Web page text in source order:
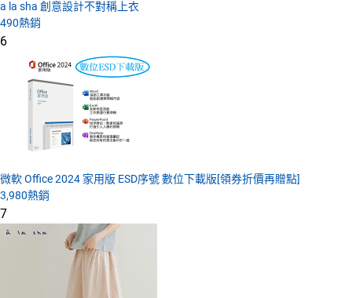
a la sha 創意設計不對稱上衣
490熱銷
6
微軟 Office 2024 家用版 ESD序號 數位下載版[領券折價再贈點]
3,980熱銷
7